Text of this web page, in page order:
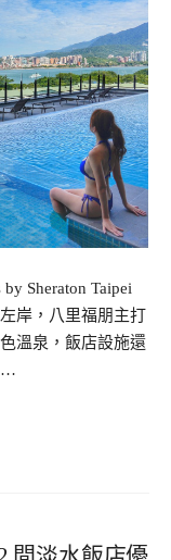
Sheraton Taipei
岸，八里福朋主打
溫泉，飯店設施還
…